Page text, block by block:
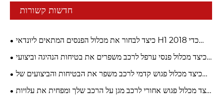
חדשות קשורות
כיצד לבחור את מכלול הפנסים המתאים ליונדאי H1 2018 כדי
כיצד מכלול פנסי ערפל לרכב משפרים את בטיחות הנהיגה וביצועי
כיצד מכלול פגוש קדמי לרכב משפר את הבטיחות והביצועים של
הרכב?
כיצד מכלול פגוש אחורי לרכב מגן על הרכב שלך ומפחית את עלויות